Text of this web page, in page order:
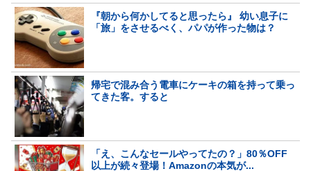
『朝から何かしてると思ったら』 幼い息子に
「旅」をさせるべく、パパが作った物は？
帰宅で混み合う電車にケーキの箱を持って乗っ
てきた客。すると
「え、こんなセールやってたの？」80％OFF
以上が続々登場！Amazonの本気が...